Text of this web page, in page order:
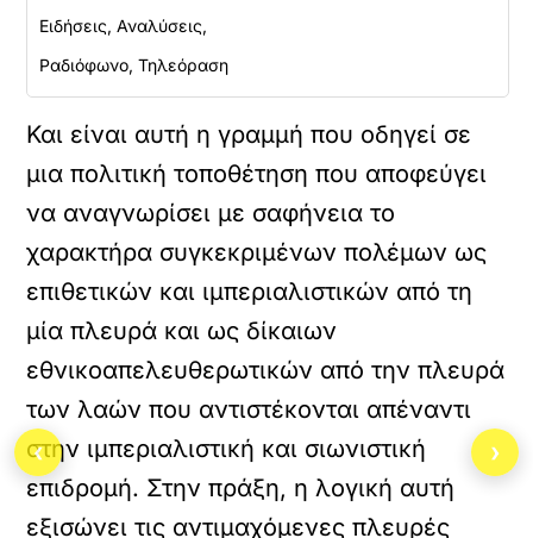
Ειδήσεις, Αναλύσεις,
Ραδιόφωνο, Τηλεόραση
Και είναι αυτή η γραμμή που οδηγεί σε
μια πολιτική τοποθέτηση που αποφεύγει
να αναγνωρίσει με σαφήνεια το
χαρακτήρα συγκεκριμένων πολέμων ως
επιθετικών και ιμπεριαλιστικών από τη
μία πλευρά και ως δίκαιων
εθνικοαπελευθερωτικών από την πλευρά
των λαών που αντιστέκονται απέναντι
στην ιμπεριαλιστική και σιωνιστική
επιδρομή. Στην πράξη, η λογική αυτή
εξισώνει τις αντιμαχόμενες πλευρές
‹ ›